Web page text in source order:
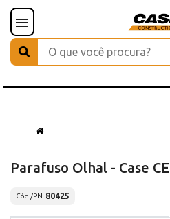
Parafuso Olhal - Case CE
Cód./PN 80425